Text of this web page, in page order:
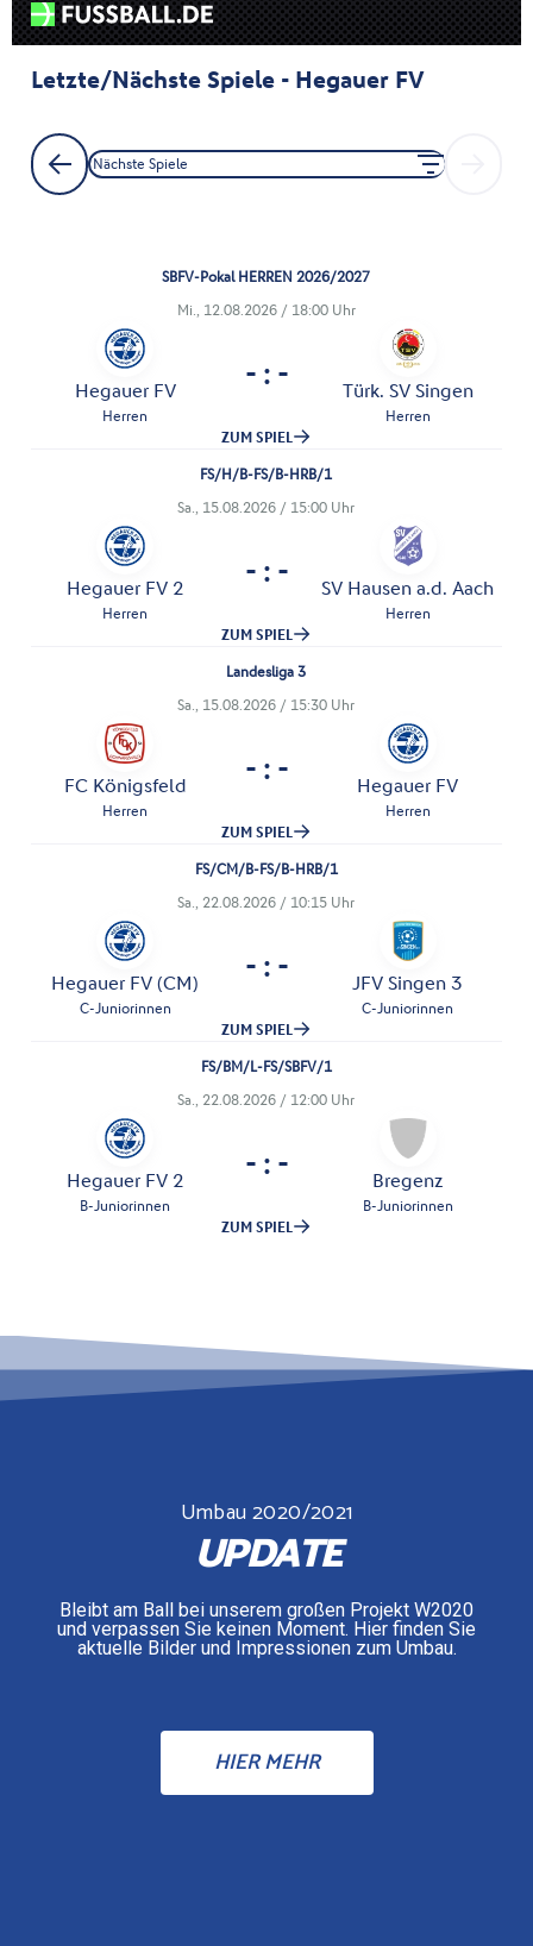
Umbau 2020/2021
UPDATE
Bleibt am Ball bei unserem großen Projekt W2020
und verpassen Sie keinen Moment. Hier finden Sie
aktuelle Bilder und Impressionen zum Umbau.
HIER MEHR